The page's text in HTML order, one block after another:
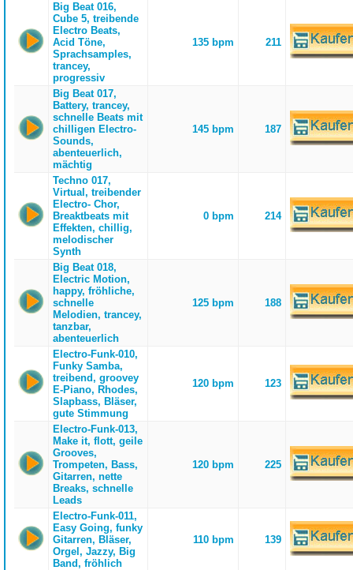
Big Beat 016,
Cube 5, treibende
Electro Beats,
Acid Töne,
Sprachsamples,
trancey,
progressiv
135 bpm 211
Big Beat 017,
Battery, trancey,
schnelle Beats mit
chilligen Electro-
Sounds,
abenteuerlich,
mächtig
145 bpm 187
Techno 017,
Virtual, treibender
Electro- Chor,
Breaktbeats mit
Effekten, chillig,
melodischer
Synth
0 bpm 214
Big Beat 018,
Electric Motion,
happy, fröhliche,
schnelle
Melodien, trancey,
tanzbar,
abenteuerlich
125 bpm 188
Electro-Funk-010,
Funky Samba,
treibend, groovey
E-Piano, Rhodes,
Slapbass, Bläser,
gute Stimmung
120 bpm 123
Electro-Funk-013,
Make it, flott, geile
Grooves,
Trompeten, Bass,
Gitarren, nette
Breaks, schnelle
Leads
120 bpm 225
Electro-Funk-011,
Easy Going, funky
Gitarren, Bläser,
Orgel, Jazzy, Big
Band, fröhlich
110 bpm 139